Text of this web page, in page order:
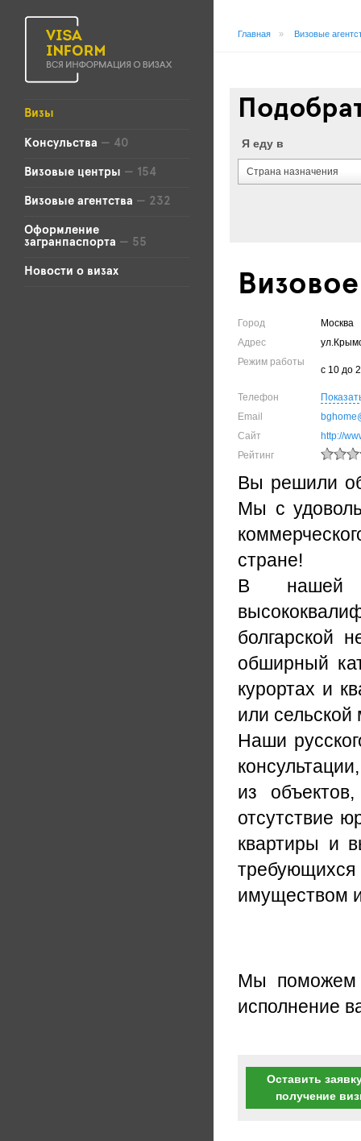
Визы
Консульства — 40
Визовые центры — 154
Визовые агентства — 232
Оформление
загранпаспорта — 55
Новости о визах
Главная » Визовые
Я еду в
Страна назначения
Город
Москва
Адрес
Режим работы
с 10 до
Телефон
Email
Сайт
http://
Рейтинг
Вы решили
Мы с
стране!
В нашей
болгарской
обширный
курортах и
или сельской
Наши
из
отсутствие
квартиры и
имуществом
Мы поможем
исполнение
Оставить
получение